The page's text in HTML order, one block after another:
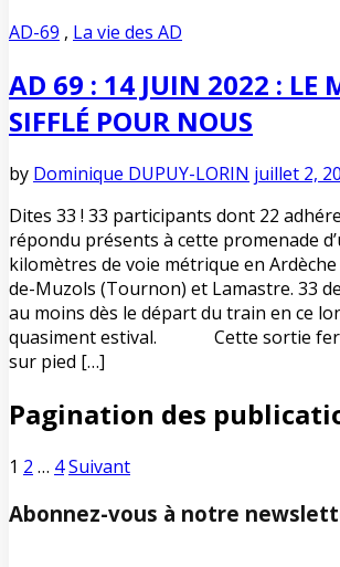
AD-69 , La vie des AD
AD 69 : 14 JUIN 2022 : LE
SIFFLÉ POUR NOUS
by Dominique DUPUY-LORIN juillet 2,
Dites 33 ! 33 participants dont 22
répondu présents à cette promenade
kilomètres de voie métrique en
de-Muzols (Tournon) et Lamastre. 33
au moins dès le départ du train en ce
quasiment estival. Cette sortie
sur pied […]
Pagination des
1 2 … 4Suivant
Abonnez-vous à notre